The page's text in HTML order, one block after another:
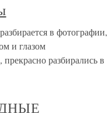
в фотографии,
и глазом
разбирались в